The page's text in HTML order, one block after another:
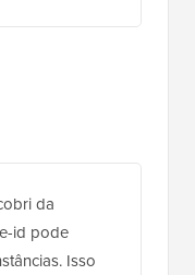
da
id pode
Isso